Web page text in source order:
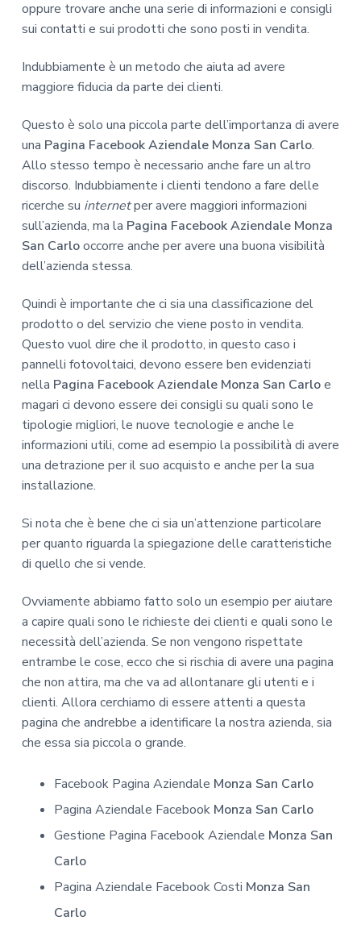
oppure trovare anche una serie di informazioni e consigli
sui contatti e sui prodotti che sono posti in vendita.
Indubbiamente è un metodo che aiuta ad avere
maggiore fiducia da parte dei clienti.
Questo è solo una piccola parte dell’importanza di avere
una Pagina Facebook Aziendale Monza San Carlo.
Allo stesso tempo è necessario anche fare un altro
discorso. Indubbiamente i clienti tendono a fare delle
ricerche su internetper avere maggiori informazioni
sull’azienda, ma la Pagina Facebook Aziendale Monza
San Carlooccorre anche per avere una buona visibilità
dell’azienda stessa.
Quindi è importante che ci sia una classificazione del
prodotto o del servizio che viene posto in vendita.
Questo vuol dire che il prodotto, in questo caso i
pannelli fotovoltaici, devono essere ben evidenziati
nella Pagina Facebook Aziendale Monza San Carloe
magari ci devono essere dei consigli su quali sono le
tipologie migliori, le nuove tecnologie e anche le
informazioni utili, come ad esempio la possibilità di avere
una detrazione per il suo acquisto e anche per la sua
installazione.
Si nota che è bene che ci sia un’attenzione particolare
per quanto riguarda la spiegazione delle caratteristiche
di quello che si vende.
Ovviamente abbiamo fatto solo un esempio per aiutare
a capire quali sono le richieste dei clienti e quali sono le
necessità dell’azienda. Se non vengono rispettate
entrambe le cose, ecco che si rischia di avere una pagina
che non attira, ma che va ad allontanare gli utenti e i
clienti. Allora cerchiamo di essere attenti a questa
pagina che andrebbe a identificare la nostra azienda, sia
che essa sia piccola o grande.
Facebook Pagina Aziendale Monza San Carlo
Pagina Aziendale Facebook Monza San Carlo
Gestione Pagina Facebook Aziendale Monza San
Carlo
Pagina Aziendale Facebook Costi Monza San
Carlo